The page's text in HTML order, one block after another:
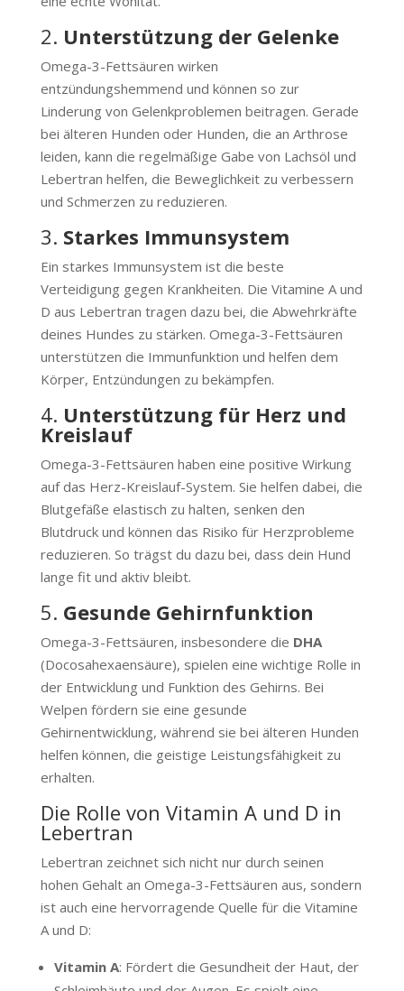
2. Unterstützung der Gelenke
Omega-3-Fettsäuren wirken
entzündungshemmend und können so zur
Linderung von Gelenkproblemen beitragen. Gerade
bei älteren Hunden oder Hunden, die an Arthrose
leiden, kann die regelmäßige Gabe von Lachsöl und
Lebertran helfen, die Beweglichkeit zu verbessern
und Schmerzen zu reduzieren.
3. Starkes Immunsystem
Ein starkes Immunsystem ist die beste
Verteidigung gegen Krankheiten. Die Vitamine A und
D aus Lebertran tragen dazu bei, die Abwehrkräfte
deines Hundes zu stärken. Omega-3-Fettsäuren
unterstützen die Immunfunktion und helfen dem
Körper, Entzündungen zu bekämpfen.
4. Unterstützung für Herz und
Kreislauf
Omega-3-Fettsäuren haben eine positive Wirkung
auf das Herz-Kreislauf-System. Sie helfen dabei, die
Blutgefäße elastisch zu halten, senken den
Blutdruck und können das Risiko für Herzprobleme
reduzieren. So trägst du dazu bei, dass dein Hund
lange fit und aktiv bleibt.
5. Gesunde Gehirnfunktion
Omega-3-Fettsäuren, insbesondere die DHA
(Docosahexaensäure), spielen eine wichtige Rolle in
der Entwicklung und Funktion des Gehirns. Bei
Welpen fördern sie eine gesunde
Gehirnentwicklung, während sie bei älteren Hunden
helfen können, die geistige Leistungsfähigkeit zu
erhalten.
Die Rolle von Vitamin A und D in
Lebertran
Lebertran zeichnet sich nicht nur durch seinen
hohen Gehalt an Omega-3-Fettsäuren aus, sondern
ist auch eine hervorragende Quelle für die Vitamine
A und D:
Vitamin A: Fördert die Gesundheit der Haut, der